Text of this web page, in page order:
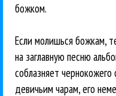
божком.
Если молишься божкам,
на заглавную песню
соблазняет
девичьим чарам, его